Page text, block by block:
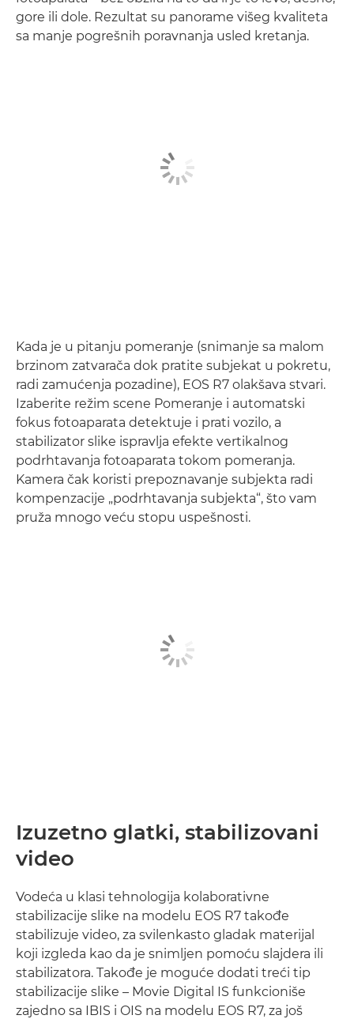
gore ili dole. Rezultat su panorame višeg kvaliteta
sa manje pogrešnih poravnanja usled kretanja.
Kada je u pitanju pomeranje (snimanje sa malom
brzinom zatvarača dok pratite subjekat u pokretu,
radi zamućenja pozadine), EOS R7 olakšava stvari.
Izaberite režim scene Pomeranje i automatski
fokus fotoaparata detektuje i prati vozilo, a
stabilizator slike ispravlja efekte vertikalnog
podrhtavanja fotoaparata tokom pomeranja.
Kamera čak koristi prepoznavanje subjekta radi
kompenzacije „podrhtavanja subjekta“, što vam
pruža mnogo veću stopu uspešnosti.
Izuzetno glatki, stabilizovani
video
Vodeća u klasi tehnologija kolaborativne
stabilizacije slike na modelu EOS R7 takođe
stabilizuje video, za svilenkasto gladak materijal
koji izgleda kao da je snimljen pomoću slajdera ili
stabilizatora. Takođe je moguće dodati treći tip
stabilizacije slike – Movie Digital IS funkcioniše
zajedno sa IBIS i OIS na modelu EOS R7, za još